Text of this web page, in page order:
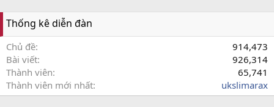
Thống kê diễn đàn
Chủ đề
914,473
Bài viết
926,314
Thành viên
65,741
Thành viên mới nhất
ukslimarax